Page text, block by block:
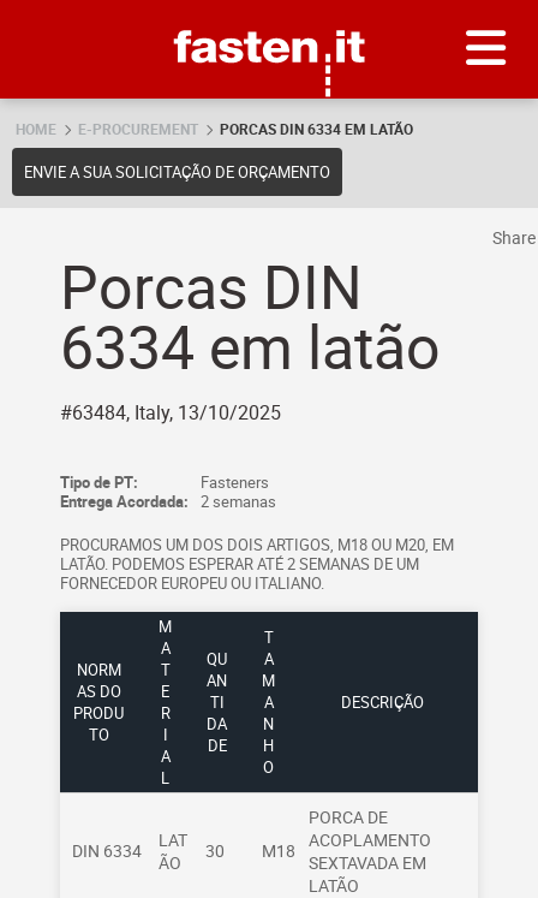
HOME E-PROCUREMENT PORCAS DIN 6334 EM LATÃO
ENVIE A SUA SOLICITAÇÃO DE ORÇAMENTO
Porcas DIN
6334 em latão
#63484, Italy, 13/10/2025
Tipo de PT:
Fasteners
Entrega Acordada:
2 semanas
PROCURAMOS UM DOS DOIS ARTIGOS, M18 OU M20, EM
LATÃO. PODEMOS ESPERAR ATÉ 2 SEMANAS DE UM
FORNECEDOR EUROPEU OU ITALIANO.
NORM
AS DO
PRODU
TO
M
A
T
E
R
I
A
L
QU
AN
TI
DA
DE
T
A
M
A
N
H
O
DESCRIÇÃO
DIN 6334
LAT
ÃO
30 M18
PORCA DE
ACOPLAMENTO
SEXTAVADA EM
LATÃO
Share